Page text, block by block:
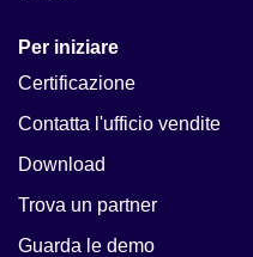
Per iniziare
Certificazione
Contatta l'ufficio vendite
Download
Trova un partner
Guarda le demo